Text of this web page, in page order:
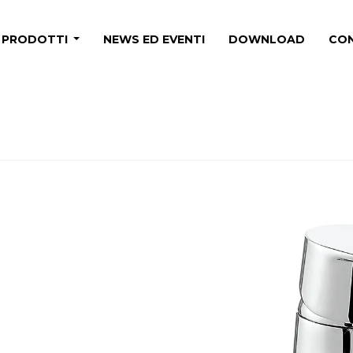
PRODOTTI NEWS ED EVENTI DOWNLOAD